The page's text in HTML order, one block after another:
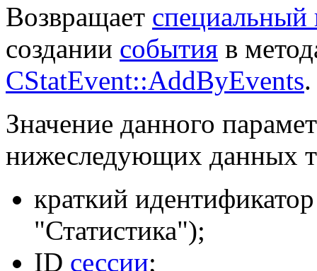
Возвращает специальный
создании события в
CStatEvent::AddByEvents.
Значение данного
нижеследующих данных
краткий
"Статистика");
ID сессии;